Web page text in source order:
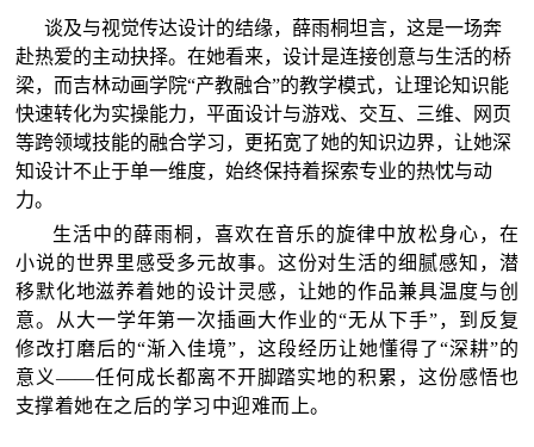
谈及与视觉传达设计的结缘，薛雨桐坦言，这是一场奔
赴热爱的主动抉择。在她看来，设计是连接创意与生活的桥
梁，而吉林动画学院“产教融合”的教学模式，让理论知识能
快速转化为实操能力，平面设计与游戏、交互、三维、网页
等跨领域技能的融合学习，更拓宽了她的知识边界，让她深
知设计不止于单一维度，始终保持着探索专业的热忱与动
力。
生活中的薛雨桐，喜欢在音乐的旋律中放松身心，在
小说的世界里感受多元故事。这份对生活的细腻感知，潜
移默化地滋养着她的设计灵感，让她的作品兼具温度与创
意。从大一学年第一次插画大作业的“无从下手”，到反复
修改打磨后的“渐入佳境”，这段经历让她懂得了“深耕”的
意义——任何成长都离不开脚踏实地的积累，这份感悟也
支撑着她在之后的学习中迎难而上。